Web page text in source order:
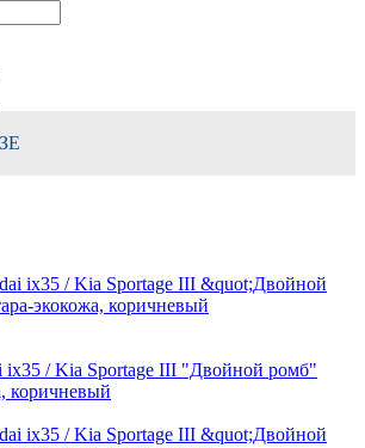
ix35 / Kia Sportage III "Двойной ромб"
коричневый